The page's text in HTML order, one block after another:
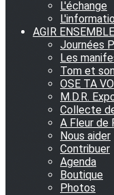
L'échange
AGIR ENSEMBLE
Journées
Les
Tom et
OSE TA
M.D.R.
Collecte
A Fleur de
Nous aider
Contribuer
Agenda
Boutique
Photos